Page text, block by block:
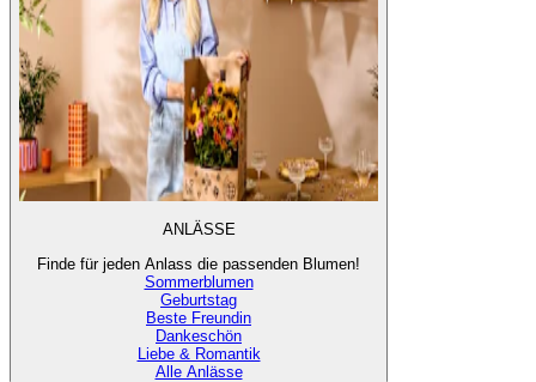
ANLÄSSE
Finde für jeden Anlass die passenden Blumen!
Sommerblumen
Geburtstag
Beste Freundin
Dankeschön
Liebe & Romantik
Alle Anlässe